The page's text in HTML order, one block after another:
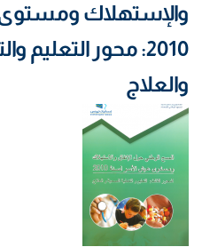
والإستهلاك
2010: محور
والعلاج